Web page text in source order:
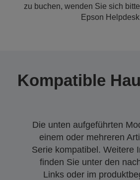
zu buchen, wenden Sie sich
Epson
Kompatible
Die unten aufgeführten
einem oder mehreren
Serie kompatibel. Weitere
finden Sie unter den
Links oder im